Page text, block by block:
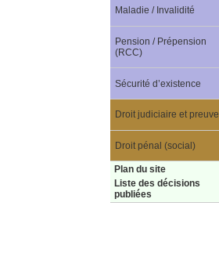
Maladie / Invalidité
Pension / Prépension
(RCC)
Sécurité d’existence
Droit judiciaire et preuve
Droit pénal (social)
Plan du site
Liste des décisions
publiées